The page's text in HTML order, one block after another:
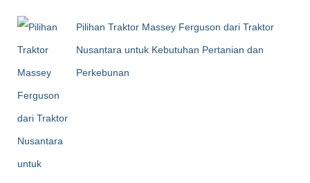
Pilihan Traktor Massey Ferguson dari Traktor
Nusantara untuk Kebutuhan Pertanian dan
Perkebunan